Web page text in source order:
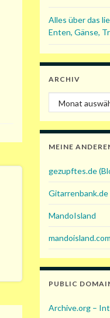
Alles über das
Enten, Gänse,
ARCHIV
Archiv
MEINE
gezupftes.de
Gitarrenbank.de
MandoIsland
PUBLIC
Archive.org –